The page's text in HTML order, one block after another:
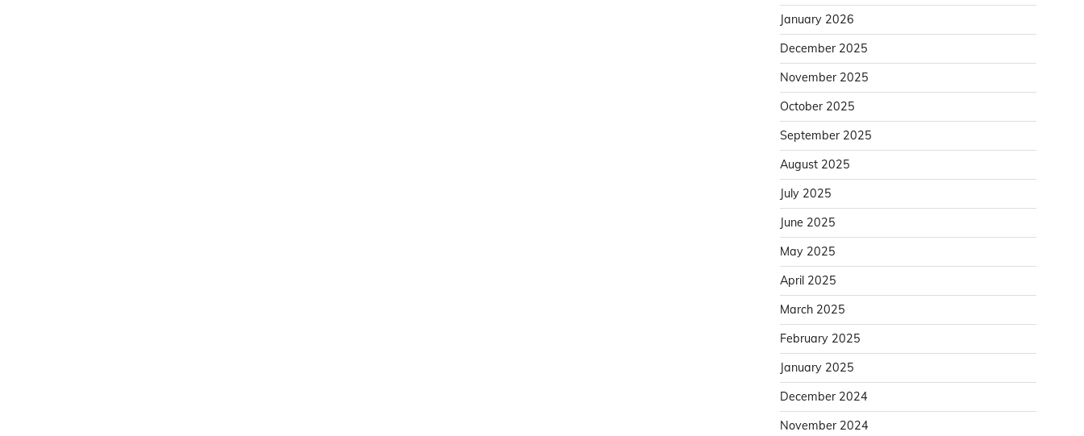
January 2026
December 2025
November 2025
October 2025
September 2025
August 2025
July 2025
June 2025
May 2025
April 2025
March 2025
February 2025
January 2025
December 2024
November 2024